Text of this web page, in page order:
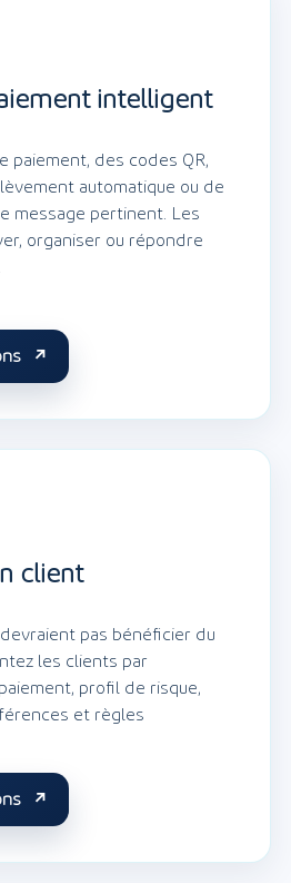
intelligent
paiement, des codes QR,
automatique ou de
message pertinent. Les
organiser ou répondre
client
pas bénéficier du
les clients par
profil de risque,
et règles